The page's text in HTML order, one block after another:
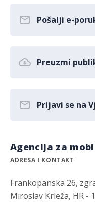
Pošalji e-
Preuzmi
Prijavi se na
Agencija za
ADRESA I KONTAKT
Frankopanska 26,
Miroslav Krleža, HR -